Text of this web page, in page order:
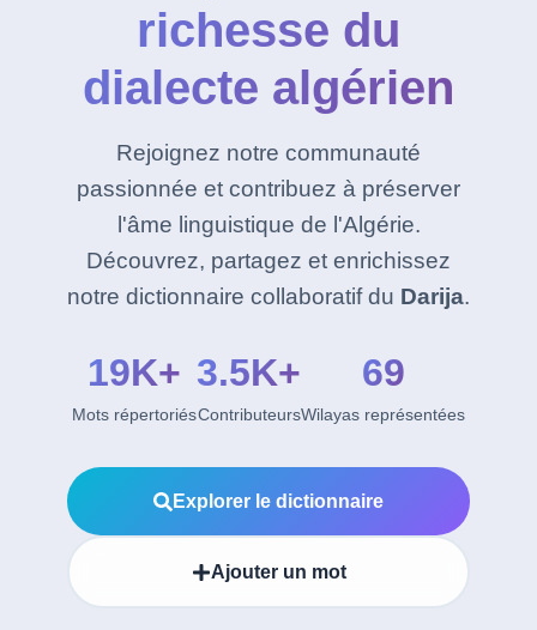
richesse du
dialecte algérien
Rejoignez notre communauté
passionnée et contribuez à préserver
l'âme linguistique de l'Algérie.
Découvrez, partagez et enrichissez
notre dictionnaire collaboratif du Darija.
19K+
Mots répertoriés
3.5K+
Contributeurs
69
Wilayas représentées
Explorer le dictionnaire
Ajouter un mot